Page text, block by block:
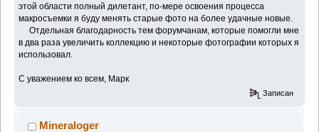
этой области полный дилетант, по-мере освоения процесса
макросъемки я буду менять старые фото на более удачные новые.
Отдельная благодарность тем форумчанам, которые помогли мне
в два раза увеличить коллекцию и некоторые фотографии которых я
использовал.
С уважением ко всем, Марк
Записан
Mineraloger